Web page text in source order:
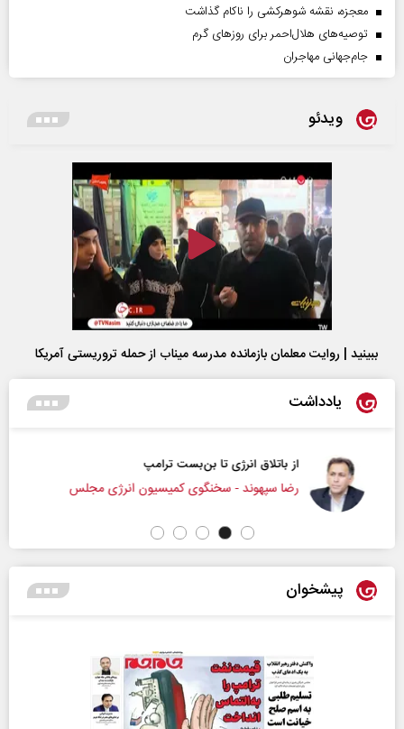
معجزه، نقشه شوهرکشی را ناکام گذاشت
توصیه‌های هلال‌احمر برای روز‌های گرم
جام‌جهانی مهاجران
ویدئو
ببینید | روایت معلمان بازمانده مدرسه میناب از حمله تروریستی آمریکا
یادداشت
از باتلاق انرژی تا بن‌بست ترامپ
رضا سپهوند - سخنگوی کمیسیون انرژی مجلس
پیشخوان